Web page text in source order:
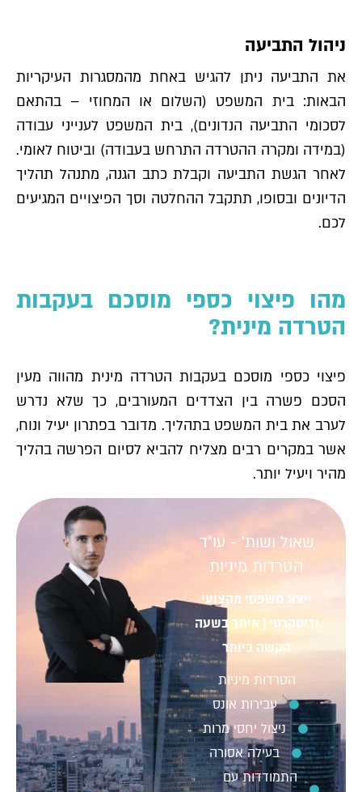
ניהול התביעה
את התביעה ניתן להגיש באחת מהמסגרות העיקריות
הבאות: בית המשפט (השלום או המחוזי – בהתאם
לסכומי התביעה הנדונים), בית המשפט לענייני עבודה
(במידה ומקרה ההטרדה התרחש בעבודה) וביטוח לאומי.
לאחר הגשת התביעה וקבלת כתב הגנה, מתנהל תהליך
הדיונים ובסופו, תתקבל ההחלטה וסך הפיצויים המגיעים
לכם.
מהו פיצוי כספי מוסכם בעקבות
הטרדה מינית?
פיצוי כספי מוסכם בעקבות הטרדה מינית מהווה מעין
הסכם פשרה בין הצדדים המעורבים, כך שלא נדרש
לערב את בית המשפט בתהליך. מדובר בפתרון יעיל ונוח,
אשר במקרים רבים מצליח להביא לסיום הפרשה בהליך
מהיר ויעיל יותר.
שאול ושות' - עו"ד
הטרדות מיניות
ייצוג משפטי מקצועי
ודיסקרטי | איתך בשעה
הקשה ביותר
הטרדות מיניות
עבירות אונס
ניצול יחסי מרות
בעילה אסורה
התמודדות עם